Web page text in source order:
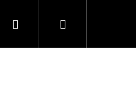
PřihlášeníNákupní